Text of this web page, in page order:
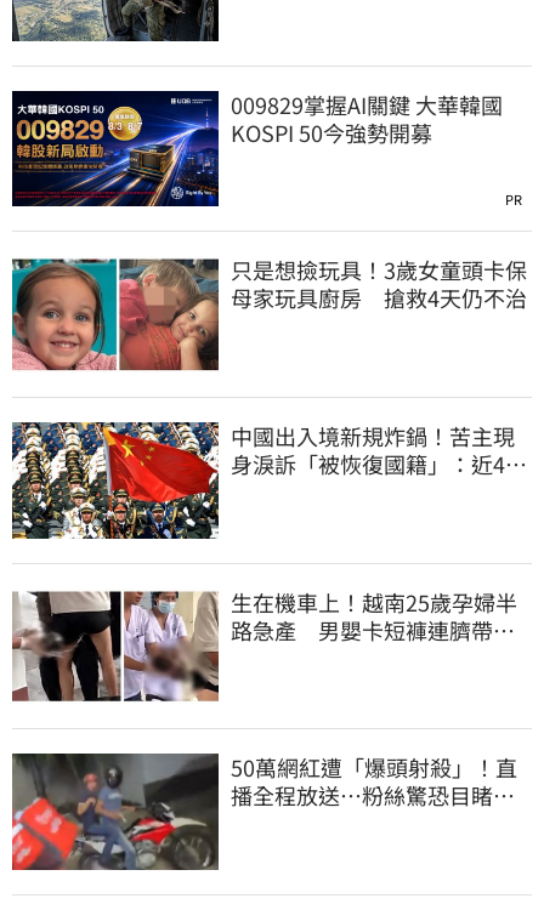
009829掌握AI關鍵 大華韓國
KOSPI 50今強勢開募
PR
只是想撿玩具！3歲女童頭卡保
母家玩具廚房 搶救4天仍不治
中國出入境新規炸鍋！苦主現
身淚訴「被恢復國籍」：近4億
生在機車上！越南25歲孕婦半
路急產 男嬰卡短褲連臍帶奔
50萬網紅遭「爆頭射殺」！直
播全程放送…粉絲驚恐目睹慘